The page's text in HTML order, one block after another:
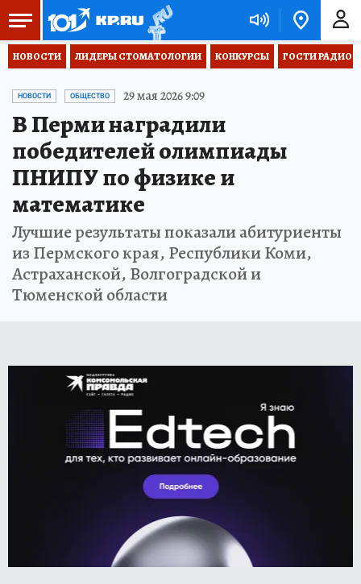
НОВОСТИ ЛИДЕРЫ СТОМАТОЛОГИИ КОНКУРСЫ ГОСТИ РАДИО
НОВОСТИ ОБЩЕСТВО 29 мая 2026 9:09
В Перми наградили
победителей олимпиады
ПНИПУ по физике и
математике
Лучшие результаты показали абитуриенты
из Пермского края, Республики Коми,
Астраханской, Волгоградской и
Тюменской области